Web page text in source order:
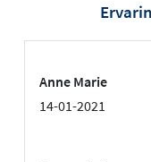
Anne Marie
14-01-2021